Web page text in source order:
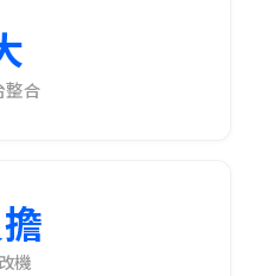
整合
機